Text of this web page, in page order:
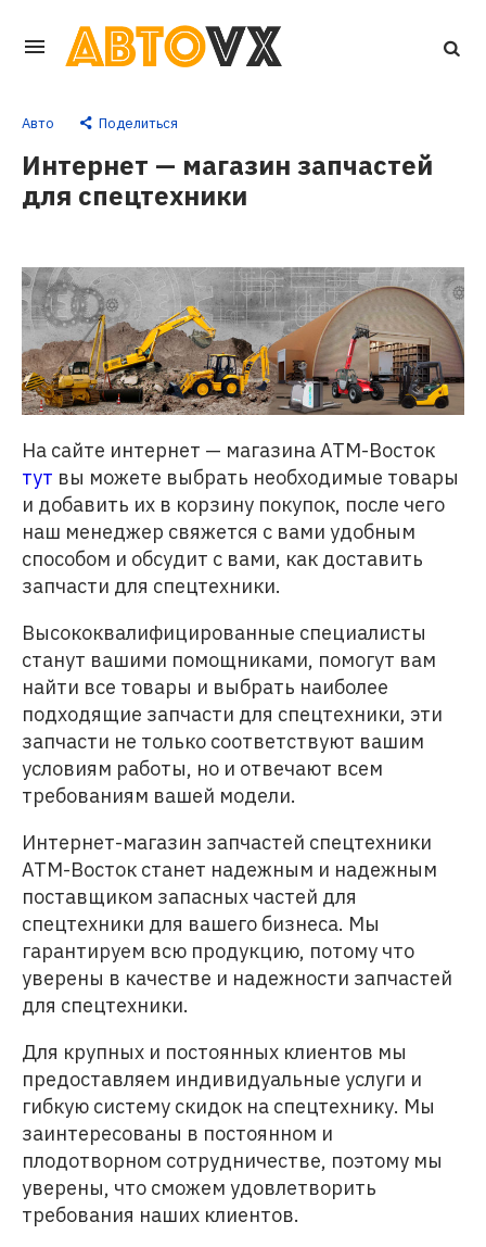
Перейти
основному
контенту
Авто Поделиться
Интернет — магазин запчастей
для спецтехники
На сайте интернет — магазина АТМ-Восток
тут вы можете выбрать необходимые товары
и добавить их в корзину покупок, после чего
наш менеджер свяжется с вами удобным
способом и обсудит с вами, как доставить
запчасти для спецтехники.
Высококвалифицированные специалисты
станут вашими помощниками, помогут вам
найти все товары и выбрать наиболее
подходящие запчасти для спецтехники, эти
запчасти не только соответствуют вашим
условиям работы, но и отвечают всем
требованиям вашей модели.
Интернет-магазин запчастей спецтехники
АТМ-Восток станет надежным и надежным
поставщиком запасных частей для
спецтехники для вашего бизнеса. Мы
гарантируем всю продукцию, потому что
уверены в качестве и надежности запчастей
для спецтехники.
Для крупных и постоянных клиентов мы
предоставляем индивидуальные услуги и
гибкую систему скидок на спецтехнику. Мы
заинтересованы в постоянном и
плодотворном сотрудничестве, поэтому мы
уверены, что сможем удовлетворить
требования наших клиентов.